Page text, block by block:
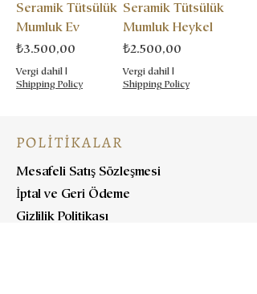
Seramik Tütsülük
Mumluk Ev
Fiyat
₺3.500,00
Vergi dahil
Shipping Policy
Seramik Tütsülük
Mumluk Heykel
Fiyat
₺2.500,00
Vergi dahil|
Shipping Policy
POLİTİKALAR
Mesafeli Satış Sözleşmesi
İptal ve Geri Ödeme
Gizlilik Politikası